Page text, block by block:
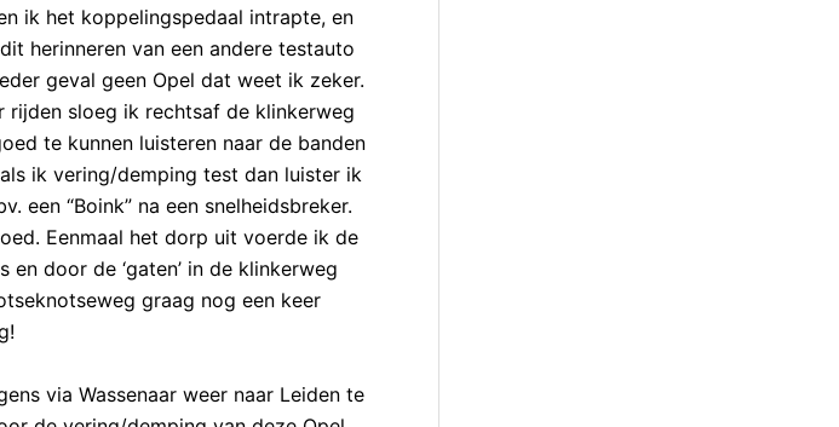
ik het koppelingspedaal intrapte, en
herinneren van een andere testauto
geval geen Opel dat weet ik zeker.
rijden sloeg ik rechtsaf de klinkerweg
te kunnen luisteren naar de banden
ik vering/demping test dan luister ik
een “Boink” na een snelheidsbreker.
Eenmaal het dorp uit voerde ik de
door de ‘gaten’ in de klinkerweg
graag nog een keer
via Wassenaar weer naar Leiden te